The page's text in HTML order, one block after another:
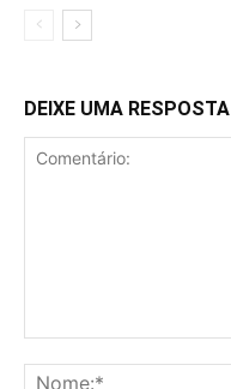
DEIXE UMA RESPOSTA